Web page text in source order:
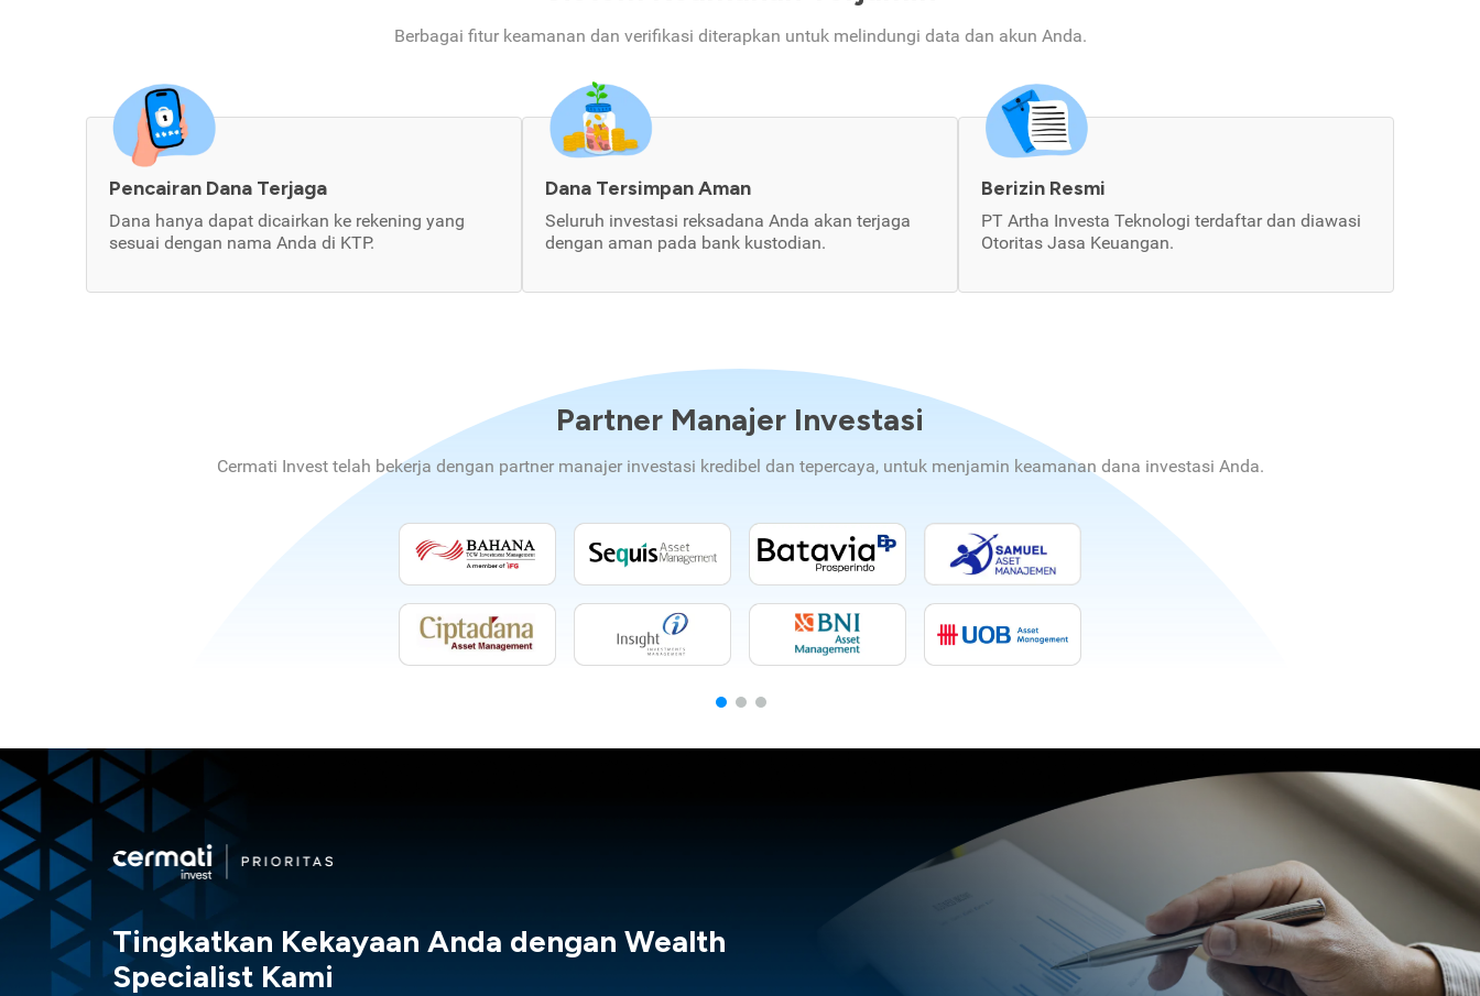
Berbagai fitur keamanan dan verifikasi diterapkan untuk melindungi data dan akun Anda.
Pencairan Dana Terjaga
Dana hanya dapat dicairkan ke rekening yang
sesuai dengan nama Anda di KTP.
Dana Tersimpan Aman
Seluruh investasi reksadana Anda akan terjaga
dengan aman pada bank kustodian.
Berizin Resmi
PT Artha Investa Teknologi terdaftar dan diawasi
Otoritas Jasa Keuangan.
Partner Manajer Investasi
Cermati Invest telah bekerja dengan partner manajer investasi kredibel dan tepercaya, untuk menjamin keamanan dana investasi Anda.
Tingkatkan Kekayaan Anda dengan Wealth
Specialist Kami